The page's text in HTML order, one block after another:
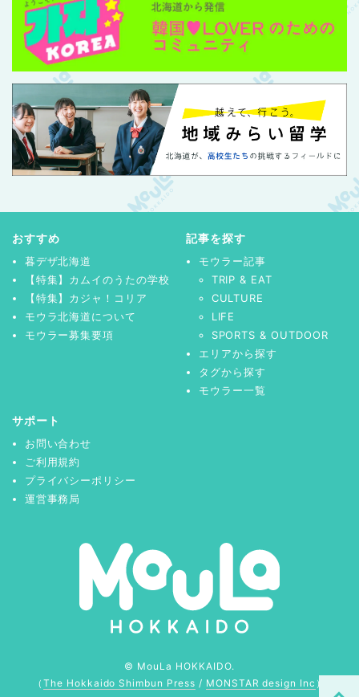
おすすめ
暮デザ北海道
【特集】カムイのうたの学校
【特集】カジャ！コリア
モウラ北海道について
モウラー募集要項
記事を探す
モウラー記事
TRIP & EAT
CULTURE
LIFE
SPORTS & OUTDOOR
エリアから探す
タグから探す
モウラー一覧
サポート
お問い合わせ
ご利用規約
プライバシーポリシー
運営事務局
© MouLa HOKKAIDO.
（ The Hokkaido Shimbun Press / MONSTAR design Inc ）